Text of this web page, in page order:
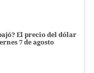
El precio del dólar
7 de agosto